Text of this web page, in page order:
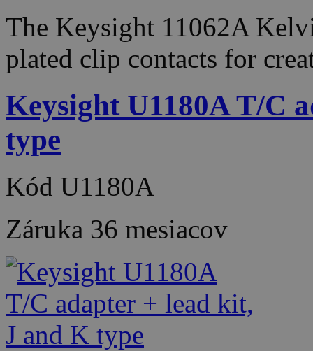
The Keysight 11062A
plated clip contacts for
Keysight U1180A T/C
type
Kód U1180A
Záruka 36 mesiacov